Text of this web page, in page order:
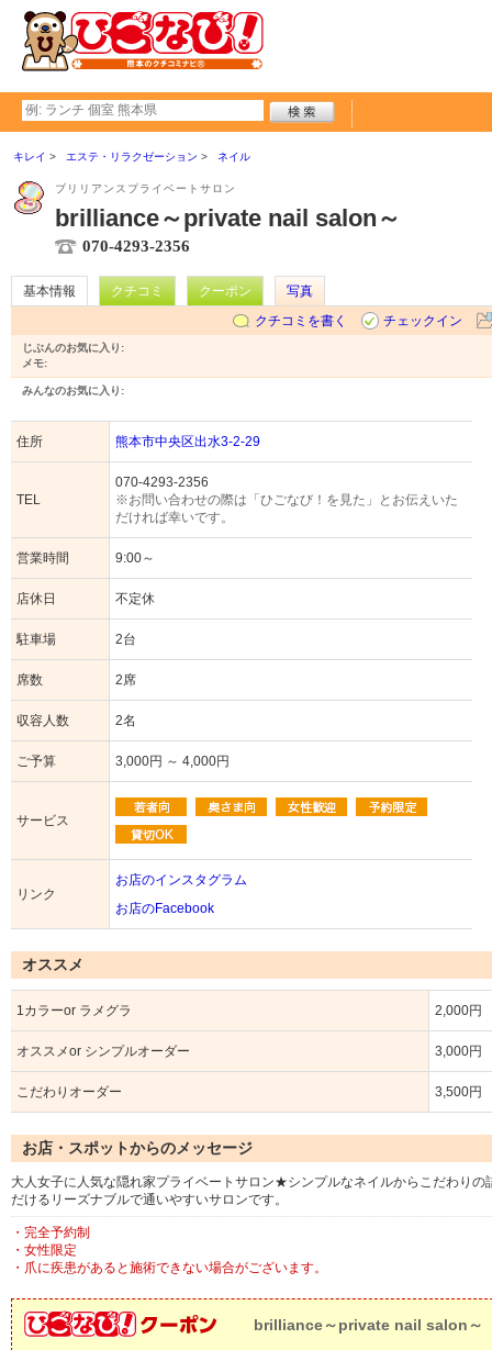
キレイ エステ・リラクゼーション ネイル
ブリリアンスプライベートサロン
brilliance～private nail salon～
070-4293-2356
基本情報 クチコミ クーポン
写真
クチコミを書く
チェックイン
じぶんのお気に入り:
メモ:
みんなのお気に入り:
住所 熊本市中央区出水3-2-29
TEL
070-4293-2356
※お問い合わせの際は「ひごなび！を見た」とお伝えいた
だければ幸いです。
営業時間 9:00～
店休日 不定休
駐車場 2台
席数 2席
収容人数 2名
ご予算 3,000円 ～ 4,000円
サービス
リンク
お店のインスタグラム
お店のFacebook
オススメ
1カラーor ラメグラ 2,000円
オススメor シンプルオーダー 3,000円
こだわりオーダー 3,500円
お店・スポットからのメッセージ
大人女子に人気な隠れ家プライベートサロン★シンプルなネイルからこだわり
だけるリーズナブルで通いやすいサロンです。
・完全予約制
・女性限定
・爪に疾患があると施術できない場合がございます。
brilliance～private nail salon～